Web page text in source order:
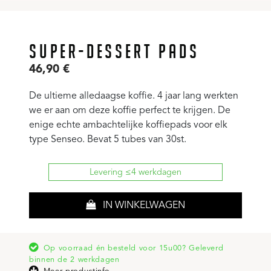
SUPER-DESSERT PADS
46,90 €
De ultieme alledaagse koffie. 4 jaar lang werkten
we er aan om deze koffie perfect te krijgen. De
enige echte ambachtelijke koffiepads voor elk
type Senseo. Bevat 5 tubes van 30st.
Levering ≤4 werkdagen
IN WINKELWAGEN
Op voorraad én besteld voor 15u00? Geleverd
binnen de 2 werkdagen